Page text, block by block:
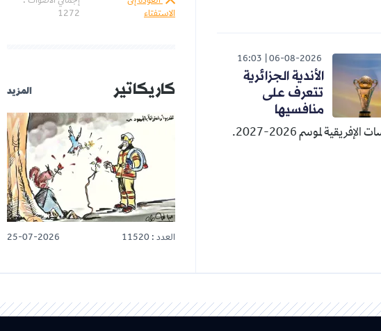
06-08-2026
16:03
الأندية الجزائرية
تتعرف على
منافسيها
لموسم 2026-2027.
الاستفتاء
1272
كاريكاتير المزيد
العدد : 11520 25-07-2026